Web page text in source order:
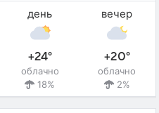
день
+24°
облачно
18%
вечер
+20°
облачно
2%